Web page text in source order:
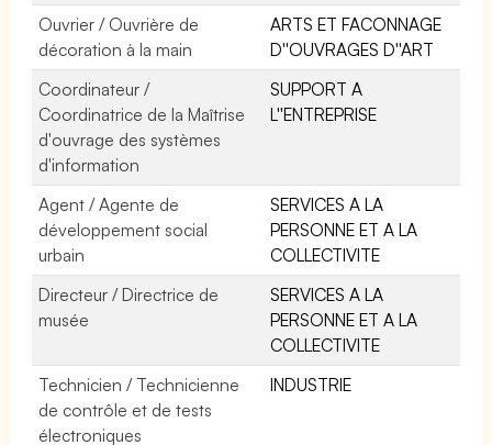
Ouvrier / Ouvrière de
décoration à la main
ARTS ET FACONNAGE
D''OUVRAGES D''ART
Coordinateur /
Coordinatrice de la Maîtrise
d'ouvrage des systèmes
d'information
SUPPORT A
L''ENTREPRISE
Agent / Agente de
développement social
urbain
SERVICES A LA
PERSONNE ET A LA
COLLECTIVITE
Directeur / Directrice de
musée
SERVICES A LA
PERSONNE ET A LA
COLLECTIVITE
Technicien / Technicienne
de contrôle et de tests
électroniques
INDUSTRIE